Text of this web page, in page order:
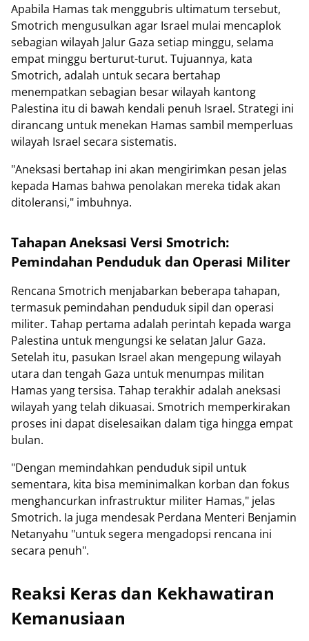
Apabila Hamas tak menggubris ultimatum tersebut,
Smotrich mengusulkan agar Israel mulai mencaplok
sebagian wilayah Jalur Gaza setiap minggu, selama
empat minggu berturut-turut. Tujuannya, kata
Smotrich, adalah untuk secara bertahap
menempatkan sebagian besar wilayah kantong
Palestina itu di bawah kendali penuh Israel. Strategi ini
dirancang untuk menekan Hamas sambil memperluas
wilayah Israel secara sistematis.
"Aneksasi bertahap ini akan mengirimkan pesan jelas
kepada Hamas bahwa penolakan mereka tidak akan
ditoleransi," imbuhnya.
Tahapan Aneksasi Versi Smotrich:
Pemindahan Penduduk dan Operasi Militer
Rencana Smotrich menjabarkan beberapa tahapan,
termasuk pemindahan penduduk sipil dan operasi
militer. Tahap pertama adalah perintah kepada warga
Palestina untuk mengungsi ke selatan Jalur Gaza.
Setelah itu, pasukan Israel akan mengepung wilayah
utara dan tengah Gaza untuk menumpas militan
Hamas yang tersisa. Tahap terakhir adalah aneksasi
wilayah yang telah dikuasai. Smotrich memperkirakan
proses ini dapat diselesaikan dalam tiga hingga empat
bulan.
"Dengan memindahkan penduduk sipil untuk
sementara, kita bisa meminimalkan korban dan fokus
menghancurkan infrastruktur militer Hamas," jelas
Smotrich. Ia juga mendesak Perdana Menteri Benjamin
Netanyahu "untuk segera mengadopsi rencana ini
secara penuh".
Reaksi Keras dan Kekhawatiran
Kemanusiaan